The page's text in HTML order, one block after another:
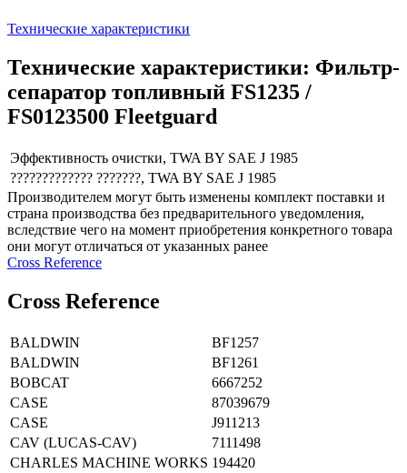
Технические характеристики
Технические характеристики: Фильтр-
сепаратор топливный FS1235 /
FS0123500 Fleetguard
Эффективность очистки, TWA BY SAE J 1985
????????????? ???????, TWA BY SAE J 1985
Производителем могут быть изменены комплект поставки и
страна производства без предварительного уведомления,
вследствие чего на момент приобретения конкретного товара
они могут отличаться от указанных ранее
Сross Reference
Сross Reference
BALDWIN
BF1257
BALDWIN
BF1261
BOBCAT
6667252
CASE
87039679
CASE
J911213
CAV (LUCAS-CAV)
7111498
CHARLES MACHINE WORKS 194420